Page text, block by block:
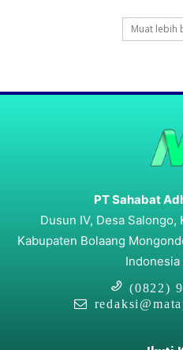
Muat lebih
PT Sahabat
Dusun IV, Desa Salongo,
Kabupaten Bolaang
Indonesia
(0822)